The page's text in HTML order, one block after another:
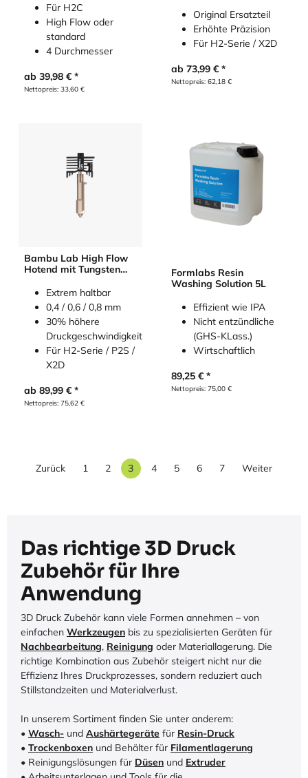
Für H2C
High Flow oder
standard
4 Durchmesser
ab 39,98 €
Nettopreis: 33,60 €
Original Ersatzteil
Erhöhte Präzision
Für H2-Serie / X2D
ab 73,99€
Nettopreis: 62,18€
Bambu Lab High Flow
Hotend mit Tungsten
(Wolframkarbid) Nozzle
Extrem haltbar
0,4 / 0,6 / 0,8 mm
30% höhere
Druckgeschwindigkeit
Für H2-Serie / P2S /
X2D
ab 89,99 €
Nettopreis: 75,62 €
Formlabs Resin
Washing Solution 5L
Effizient wie IPA
Nicht entzündliche
(GHS-KLass.)
Wirtschaftlich
89,25€
Nettopreis: 75,00€
Zurück 1 2 3 4 5 6 7 Weiter
Das richtige 3D Druck
Zubehör für Ihre
Anwendung
3D Druck Zubehör kann viele Formen annehmen – von
einfachen Werkzeugen bis zu spezialisierten Geräten für
Nachbearbeitung, Reinigung oder Materiallagerung. Die
richtige Kombination aus Zubehör steigert nicht nur die
Effizienz Ihres Druckprozesses, sondern reduziert auch
Stillstandzeiten und Materialverlust.
In unserem Sortiment finden Sie unter anderem:
• Wasch- und Aushärtegeräte für Resin-Druck
• Trockenboxen und Behälter für Filamentlagerung
• Reinigungslösungen für Düsen und Extruder